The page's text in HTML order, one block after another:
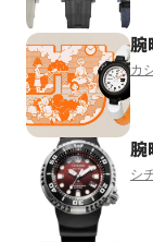
腕
カ
腕
シ